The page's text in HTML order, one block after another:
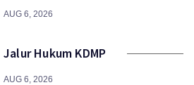
AUG 6, 2026
Jalur Hukum KDMP
AUG 6, 2026